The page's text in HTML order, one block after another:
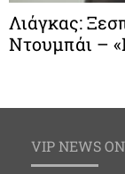
Λιάγκας:
Ντουμπάι –
VIP NEWS